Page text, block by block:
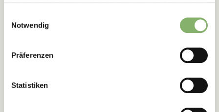
Notwendig
Präferenzen
Statistiken
Erfolgsgeschichten
Wie unseren Kunden die